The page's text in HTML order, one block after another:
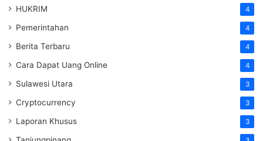
HUKRIM 4
Pemerintahan 4
Berita Terbaru 4
Cara Dapat Uang Online 4
Sulawesi Utara 3
Cryptocurrency 3
Laporan Khusus 3